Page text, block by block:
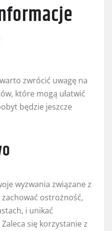
zwrócić uwagę na
które mogą ułatwić
będzie jeszcze
wyzwania związane z
ostrożność,
i unikać
się korzystanie z